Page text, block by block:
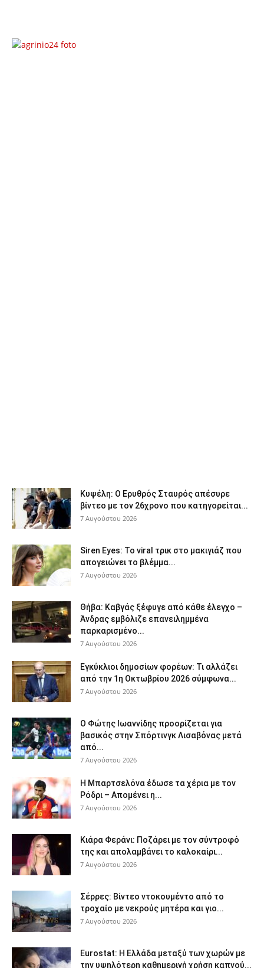
Κυψέλη: Ο Ερυθρός Σταυρός απέσυρε
βίντεο με τον 26χρονο που κατηγορείται...
7 Αυγούστου 2026
Siren Eyes: Το viral τρικ στο μακιγιάζ που
απογειώνει το βλέμμα...
7 Αυγούστου 2026
Θήβα: Καβγάς ξέφυγε από κάθε έλεγχο –
Άνδρας εμβόλιζε επανειλημμένα
παρκαρισμένο...
7 Αυγούστου 2026
Εγκύκλιοι δημοσίων φορέων: Τι αλλάζει
από την 1η Οκτωβρίου 2026 σύμφωνα...
7 Αυγούστου 2026
Ο Φώτης Ιωαννίδης προορίζεται για
βασικός στην Σπόρτινγκ Λισαβόνας μετά
από...
7 Αυγούστου 2026
Η Μπαρτσελόνα έδωσε τα χέρια με τον
Ρόδρι – Απομένει η...
7 Αυγούστου 2026
Κιάρα Φεράνι: Ποζάρει με τον σύντροφό
της και απολαμβάνει το καλοκαίρι...
7 Αυγούστου 2026
Σέρρες: Βίντεο ντοκουμέντο από το
τροχαίο με νεκρούς μητέρα και γιο...
7 Αυγούστου 2026
Eurostat: Η Ελλάδα μεταξύ των χωρών με
την υψηλότερη καθημερινή χρήση καπνού...